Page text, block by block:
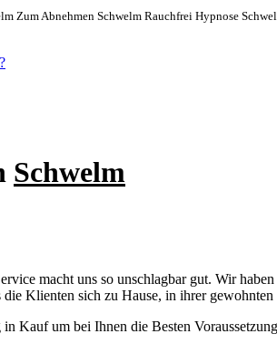
Zum Abnehmen Schwelm Rauchfrei Hypnose
Schwelm
macht uns so unschlagbar gut. Wir
die Klienten sich zu Hause, in ihrer
Kauf um bei Ihnen die Besten